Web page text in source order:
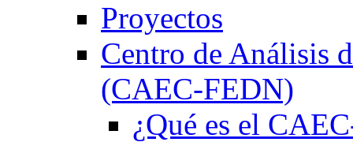
Proyectos
Centro de Análisis
(CAEC-FEDN)
¿Qué es el